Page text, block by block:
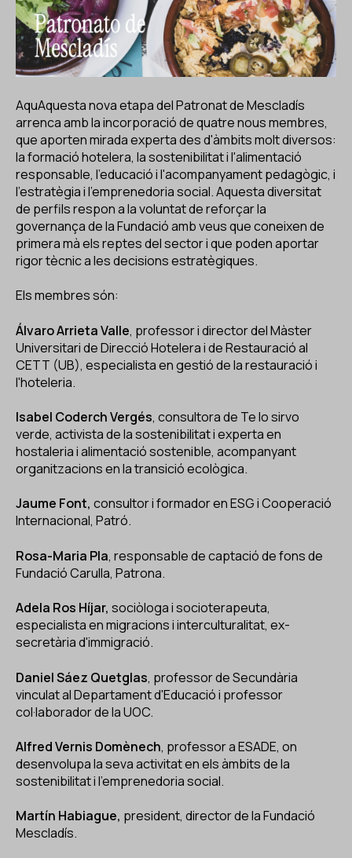
FacebookInstagramYoutubeTwitter/X
ES CA EN
AquAquesta nova etapa del Patronat de Mescladís
arrenca amb la incorporació de quatre nous membres,
que aporten mirada experta des d'àmbits molt diversos:
la formació hotelera, la sostenibilitat i l'alimentació
responsable, l'educació i l'acompanyament pedagògic, i
l'estratègia i l'emprenedoria social. Aquesta diversitat
de perfils respon a la voluntat de reforçar la
governança de la Fundació amb veus que coneixen de
primera mà els reptes del sector i que poden aportar
rigor tècnic a les decisions estratègiques.
Els membres són:
Álvaro Arrieta Valle, professor i director del Màster
Universitari de Direcció Hotelera i de Restauració al
CETT (UB), especialista en gestió de la restauració i
l'hoteleria.
Isabel Coderch Vergés, consultora de Te lo sirvo
verde, activista de la sostenibilitat i experta en
hostaleria i alimentació sostenible, acompanyant
organitzacions en la transició ecològica.
Jaume Font, consultor i formador en ESG i Cooperació
Internacional, Patró.
Rosa-Maria Pla, responsable de captació de fons de
Fundació Carulla, Patrona.
Adela Ros Híjar, sociòloga i socioterapeuta,
especialista en migracions i interculturalitat, ex-
secretària d'immigració.
Daniel Sáez Quetglas, professor de Secundària
vinculat al Departament d'Educació i professor
col·laborador de la UOC.
Alfred Vernis Domènech, professor a ESADE, on
desenvolupa la seva activitat en els àmbits de la
sostenibilitat i l'emprenedoria social.
Martín Habiague, president, director de la Fundació
Mescladís.